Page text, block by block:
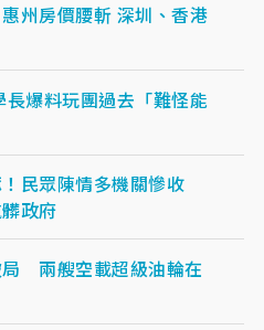
州房價腰斬 深圳、香港
爆料玩團過去「難怪能
民眾陳情多機關慘收
政府
局 兩艘空載超級油輪在